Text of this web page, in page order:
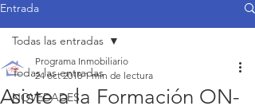
Entrada
Todas las entradas
NOVEDADES
Todas las entradas
Asiste a la Formación ON-
Programa Inmobiliario
24 oct 2018 1 min de lectura